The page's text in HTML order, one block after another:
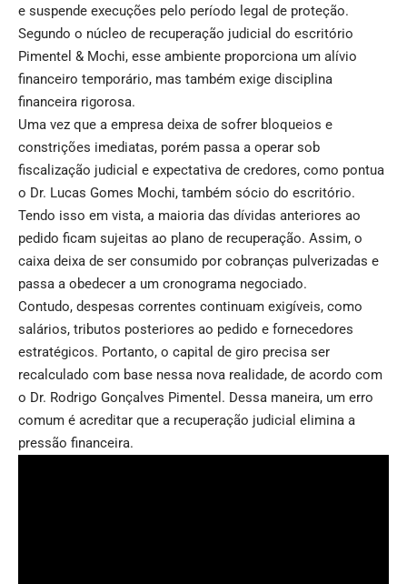
e suspende execuções pelo período legal de proteção.
Segundo o núcleo de recuperação judicial do escritório
Pimentel & Mochi, esse ambiente proporciona um alívio
financeiro temporário, mas também exige disciplina
financeira rigorosa.
Uma vez que a empresa deixa de sofrer bloqueios e
constrições imediatas, porém passa a operar sob
fiscalização judicial e expectativa de credores, como pontua
o Dr. Lucas Gomes Mochi, também sócio do escritório.
Tendo isso em vista, a maioria das dívidas anteriores ao
pedido ficam sujeitas ao plano de recuperação. Assim, o
caixa deixa de ser consumido por cobranças pulverizadas e
passa a obedecer a um cronograma negociado.
Contudo, despesas correntes continuam exigíveis, como
salários, tributos posteriores ao pedido e fornecedores
estratégicos. Portanto, o capital de giro precisa ser
recalculado com base nessa nova realidade, de acordo com
o Dr. Rodrigo Gonçalves Pimentel. Dessa maneira, um erro
comum é acreditar que a recuperação judicial elimina a
pressão financeira.